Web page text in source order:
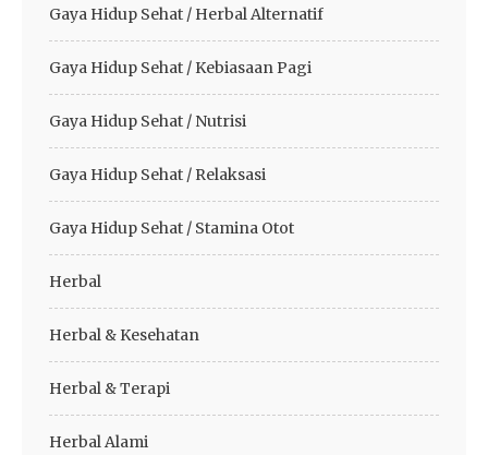
Gaya Hidup Sehat / Herbal Alternatif
Gaya Hidup Sehat / Kebiasaan Pagi
Gaya Hidup Sehat / Nutrisi
Gaya Hidup Sehat / Relaksasi
Gaya Hidup Sehat / Stamina Otot
Herbal
Herbal & Kesehatan
Herbal & Terapi
Herbal Alami